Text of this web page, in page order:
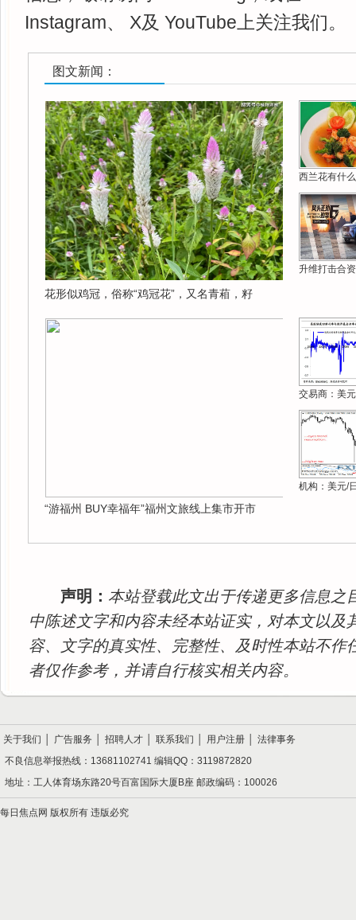
Instagram、 X及 YouTube上关注我们。
图文新闻：
花形似鸡冠，俗称“鸡冠花”，又名青葙，籽
西兰花有什
升维打击合
“游福州 BUY幸福年”福州文旅线上集市开市
交易商：美
机构：美元/
声明： 本站登载此文出于传递更多信息之
中陈述文字和内容未经本站证实，对本文以及
容、文字的真实性、完整性、及时性本站不作
者仅作参考，并请自行核实相关内容。
关于我们 广告服务 招聘人才 联系我们 用户注册
法律事务
不良信息举报热线：13681102741 编辑QQ：3119872820
地址：工人体育场东路20号百富国际大厦B座 邮政编码：100026
每日焦点网 版权所有 违版必究